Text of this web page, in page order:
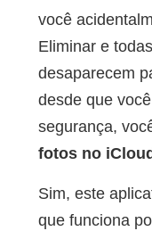
você
Eliminar e
desaparecem
desde que
segurança,
fotos no iCloud
Sim, este
que funciona